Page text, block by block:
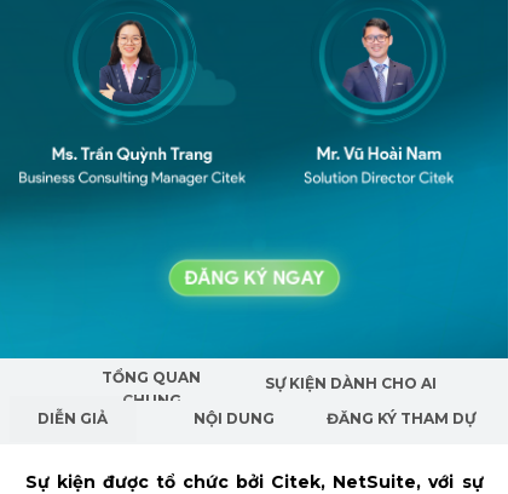
Sự kiện được tổ chức bởi Citek, NetSuite, với sự
TỔNG QUAN
CHUNG
DIỄN GIẢ
SỰ KIỆN DÀNH CHO AI
NỘI DUNG
ĐĂNG KÝ THAM DỰ